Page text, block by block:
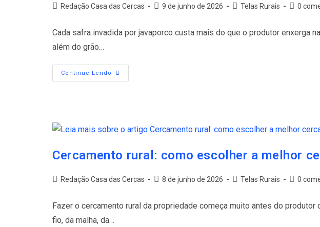
Redação Casa das Cercas 9 de junho de 2026 Telas Rurais 0
Cada safra invadida por javaporco custa mais do que o produtor enxerga
além do grão…
Continue Lendo
Cercamento rural: como escolher a melhor
Redação Casa das Cercas 8 de junho de 2026 Telas Rurais 0
Fazer o cercamento rural da propriedade começa muito antes do
fio, da malha, da…